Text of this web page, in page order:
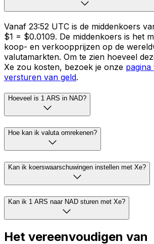
Vanaf 23:52 UTC is de middenkoers
$1 = $0.0109. De middenkoers is het
koop- en verkoopprijzen op de
valutamarkten. Om te zien hoeveel
Xe zou kosten, bezoek je onze
versturen van geld.
Hoeveel is 1 ARS in NAD?
Hoe kan ik valuta omrekenen?
Kan ik koerswaarschuwingen instellen met Xe?
Kan ik 1 ARS naar NAD sturen met Xe?
Het vereenvoudigen van